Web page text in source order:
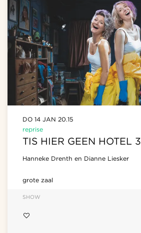
TIS HIER GEEN HOTEL 3
Hanneke Drenth en Dianne Liesker
reprise
DO 14 JAN 20.15
grote zaal
SHOW